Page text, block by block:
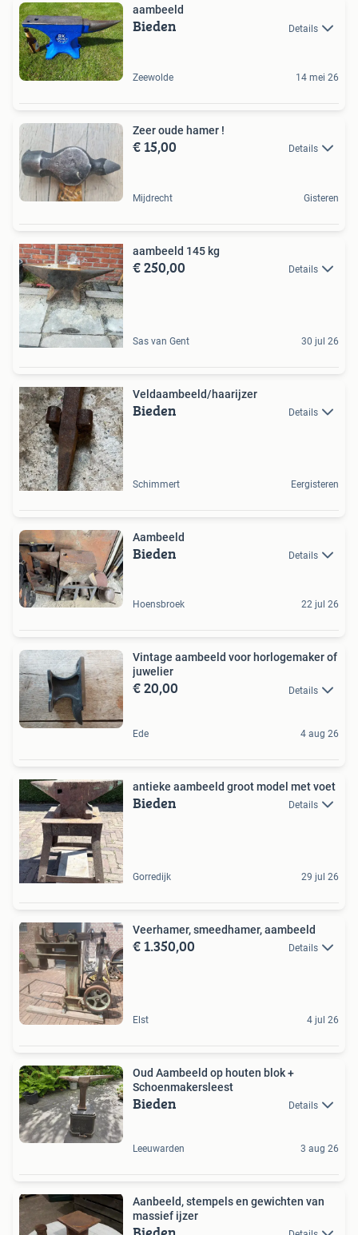
aambeeld
Bieden Details
Zeewolde 14 mei 26
Zeer oude hamer !
€ 15,00 Details
Mijdrecht Gisteren
aambeeld 145 kg
€ 250,00 Details
Sas van Gent 30 jul 26
Veldaambeeld/haarijzer
Bieden Details
Schimmert Eergisteren
Aambeeld
Bieden Details
Hoensbroek 22 jul 26
Vintage aambeeld voor horlogemaker of
juwelier
€ 20,00 Details
Ede 4 aug 26
antieke aambeeld groot model met voet
Bieden Details
Gorredijk 29 jul 26
Veerhamer, smeedhamer, aambeeld
€ 1.350,00 Details
Elst 4 jul 26
Oud Aambeeld op houten blok +
Schoenmakersleest
Bieden Details
Leeuwarden 3 aug 26
Aanbeeld, stempels en gewichten van
massief ijzer